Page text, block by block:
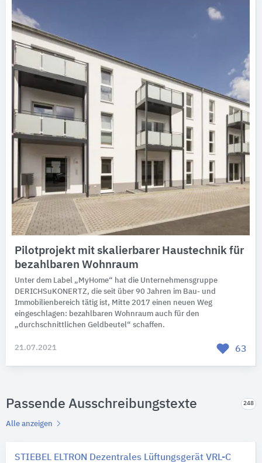
Pilotprojekt mit skalierbarer Haustechnik für
bezahlbaren Wohnraum
Unter dem Label „MyHome“ hat die Unternehmensgruppe
DERICHSuKONERTZ, die seit über 90 Jahren im Bau- und
Immobilienbereich tätig ist, Mitte 2017 einen neuen Weg
eingeschlagen: bezahlbaren Wohnraum auch für den
„durchschnittlichen Geldbeutel“ schaffen.
21.07.2021 63
Passende Ausschreibungstexte 248
Alle anzeigen
STIEBEL ELTRON Dezentrales Lüftungsgerät VRL-C